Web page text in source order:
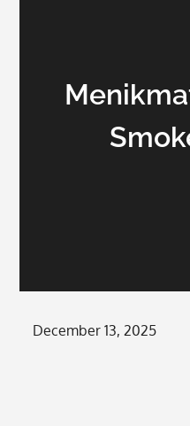
Posted
December 13, 2025